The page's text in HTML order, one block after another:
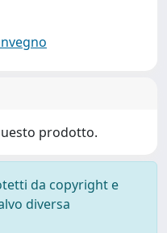
prodotto.
da copyright e
diversa